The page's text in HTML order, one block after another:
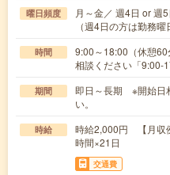
曜日頻度
月～金／ 週4日 or
（週4日の方は勤務曜
時間
9:00～18:00（休憩
相談ください「9:00-
期間
即日～長期 ※開始日
い。
時給
時給2,000円 【月収
時間×21日
交通費